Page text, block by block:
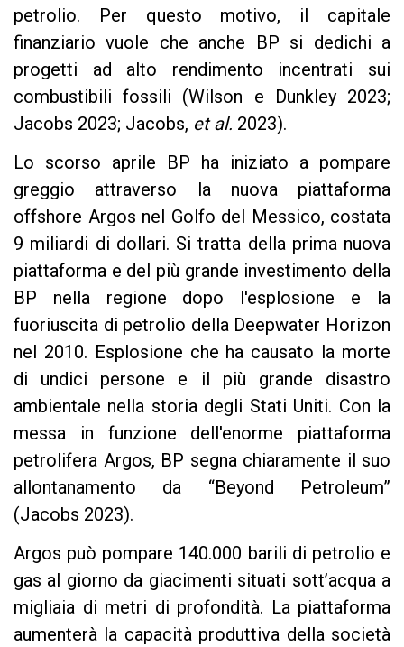
petrolio. Per questo motivo, il capitale
finanziario vuole che anche BP si dedichi a
progetti ad alto rendimento incentrati sui
combustibili fossili (Wilson e Dunkley 2023;
Jacobs 2023; Jacobs, et al. 2023).
Lo scorso aprile BP ha iniziato a pompare
greggio attraverso la nuova piattaforma
offshore Argos nel Golfo del Messico, costata
9 miliardi di dollari. Si tratta della prima nuova
piattaforma e del più grande investimento della
BP nella regione dopo l'esplosione e la
fuoriuscita di petrolio della Deepwater Horizon
nel 2010. Esplosione che ha causato la morte
di undici persone e il più grande disastro
ambientale nella storia degli Stati Uniti. Con la
messa in funzione dell'enorme piattaforma
petrolifera Argos, BP segna chiaramente il suo
allontanamento da “Beyond Petroleum”
(Jacobs 2023).
Argos può pompare 140.000 barili di petrolio e
gas al giorno da giacimenti situati sott’acqua a
migliaia di metri di profondità. La piattaforma
aumenterà la capacità produttiva della società